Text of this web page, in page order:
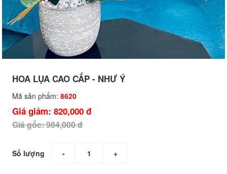
HOA LỤA CAO CẤP - NHƯ Ý
Mã sản phẩm: 8620
Giá giảm: 820,000 đ
Giá gốc: 984,000 đ
Số lượng - +